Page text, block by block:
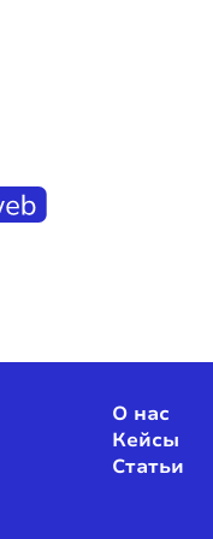
О нас
Кейсы
Статьи